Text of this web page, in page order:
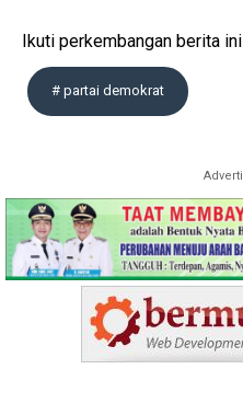
Ikuti perkembangan berita
# partai demokrat